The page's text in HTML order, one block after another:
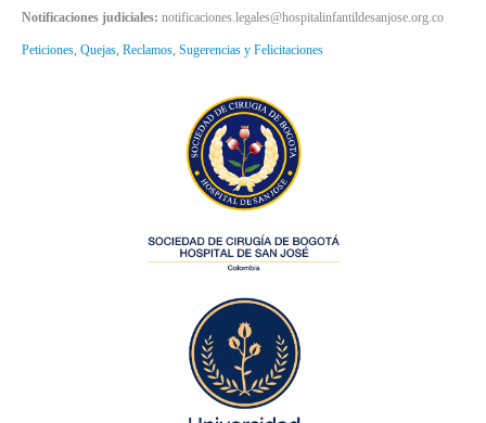
Notificaciones judiciales: notificaciones.legales@hospitalinfantildesanjose.org.co
Peticiones, Quejas, Reclamos, Sugerencias y Felicitaciones